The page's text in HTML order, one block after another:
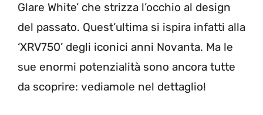
Glare White’ che strizza l’occhio al design
del passato. Quest’ultima si ispira infatti alla
‘XRV750’ degli iconici anni Novanta. Ma le
sue enormi potenzialità sono ancora tutte
da scoprire: vediamole nel dettaglio!